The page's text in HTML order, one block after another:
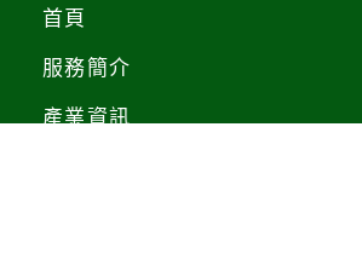
首頁
服務簡介
產業資訊